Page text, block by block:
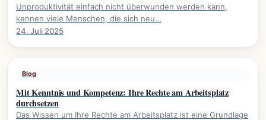
Unproduktivität einfach nicht überwunden werden kann,
kennen viele Menschen, die sich neu…
24. Juli 2025
Blog
Mit Kenntnis und Kompetenz: Ihre Rechte am Arbeitsplatz
durchsetzen
Das Wissen um Ihre Rechte am Arbeitsplatz ist eine Grundlage